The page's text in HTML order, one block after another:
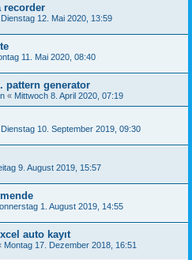
recorder
Dienstag 12. Mai 2020, 13:59
11. Mai 2020, 08:40
pattern generator
« Mittwoch 8. April 2020, 07:19
Dienstag 10. September 2019, 09:30
9. August 2019, 15:57
1. August 2019, 14:55
auto kayıt
Montag 17. Dezember 2018, 16:51